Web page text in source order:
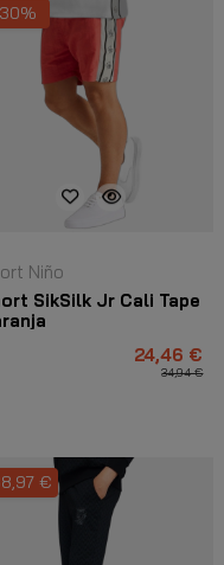
Niño
SikSilk Jr Cali Tape
24,46 €
34,94 €
€